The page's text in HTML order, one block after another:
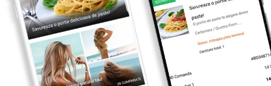
Primesti inapoi 1
CUMPARA